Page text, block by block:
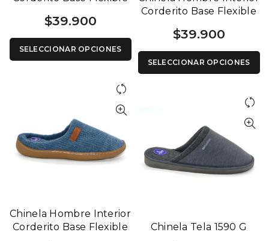
$39.900
SELECCIONAR OPCIONES
Corderito Base Flexible
$39.900
SELECCIONAR OPCIONES
Chinela Hombre Interior
Corderito Base Flexible
Chinela Tela 1590 G